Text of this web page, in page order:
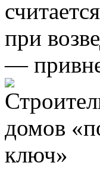
при
—